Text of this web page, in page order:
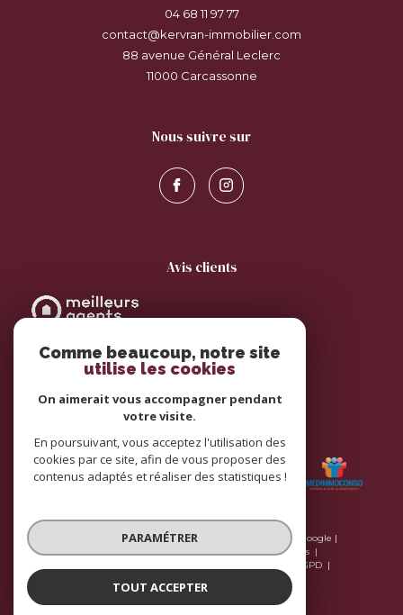
04 68 11 97 77
contact@kervran-immobilier.com
88 avenue Général Leclerc
11000
carcassonne
nous suivre sur
avis clients
adhérents
© 2026 | Tous droits réservés | Traduction powered by Google |
Plan du site
Nos honoraires
Mentions légales
Politique RGPD
Comme beaucoup, notre site
utilise les cookies
On aimerait vous accompagner pendant
votre visite.
En poursuivant, vous acceptez l'utilisation des
cookies par ce site, afin de vous proposer des
contenus adaptés et réaliser des statistiques !
PARAMÉTRER
TOUT ACCEPTER